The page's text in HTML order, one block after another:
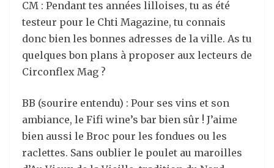
CM : Pendant tes années lilloises, tu as été
testeur pour le Chti Magazine, tu connais
donc bien les bonnes adresses de la ville. As tu
quelques bon plans à proposer aux lecteurs de
Circonflex Mag ?
BB (sourire entendu) : Pour ses vins et son
ambiance, le Fifi wine’s bar bien sûr ! J’aime
bien aussi le Broc pour les fondues ou les
raclettes. Sans oublier le poulet au maroilles